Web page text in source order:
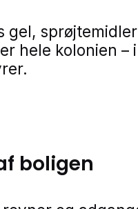
gel,
hele kolonien –
boligen